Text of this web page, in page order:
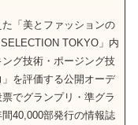
「美とファッションの
TOKYO」内
グ技術・ポージング技
を評価する公開オーデ
でグランプリ・準グラ
40,000部発行の情報誌